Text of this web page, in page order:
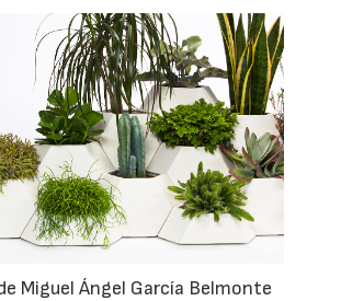
Miguel Ángel García Belmonte